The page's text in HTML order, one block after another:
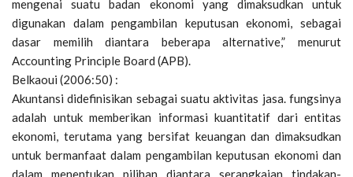
mengenai suatu badan ekonomi yang dimaksudkan untuk
digunakan dalam pengambilan keputusan ekonomi, sebagai
dasar memilih diantara beberapa alternative,” menurut
Accounting Principle Board (APB).
Belkaoui (2006:50) :
Akuntansi didefinisikan sebagai suatu aktivitas jasa. fungsinya
adalah untuk memberikan informasi kuantitatif dari entitas
ekonomi, terutama yang bersifat keuangan dan dimaksudkan
untuk bermanfaat dalam pengambilan keputusan ekonomi dan
dalam menentukan pilihan diantara serangkaian tindakan-